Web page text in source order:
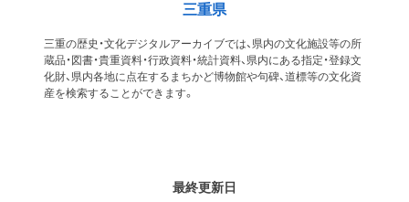
三重県
三重の歴史・文化デジタルアーカイブでは、県内の文化施設等の所
蔵品・図書・貴重資料・行政資料・統計資料、県内にある指定・登録文
化財、県内各地に点在するまちかど博物館や句碑、道標等の文化資
産を検索することができます。
最終更新日